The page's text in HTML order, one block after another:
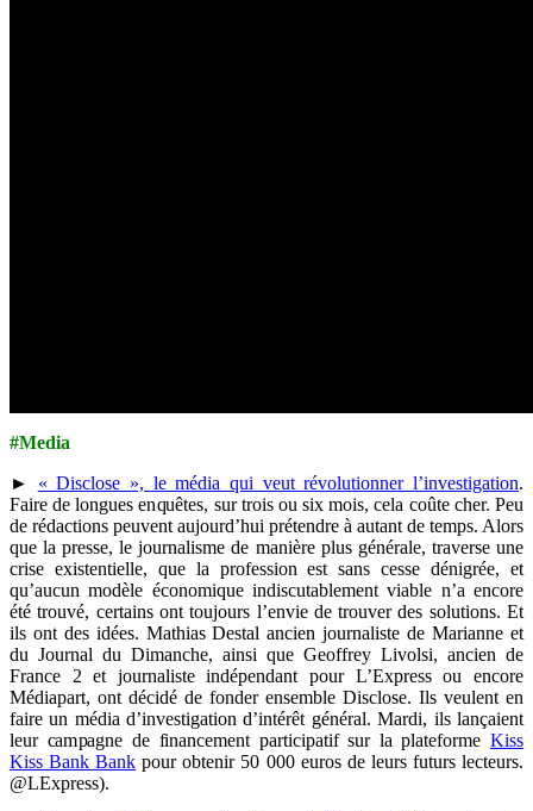
#Media
► « Disclose », le média qui veut révolutionner l’investigation.
Faire de longues enquêtes, sur trois ou six mois, cela coûte cher. Peu
de rédactions peuvent aujourd’hui prétendre à autant de temps. Alors
que la presse, le journalisme de manière plus générale, traverse une
crise existentielle, que la profession est sans cesse dénigrée, et
qu’aucun modèle économique indiscutablement viable n’a encore
été trouvé, certains ont toujours l’envie de trouver des solutions. Et
ils ont des idées. Mathias Destal ancien journaliste de Marianne et
du Journal du Dimanche, ainsi que Geoffrey Livolsi, ancien de
France 2 et journaliste indépendant pour L’Express ou encore
Médiapart, ont décidé de fonder ensemble Disclose. Ils veulent en
faire un média d’investigation d’intérêt général. Mardi, ils lançaient
leur campagne de financement participatif sur la plateforme Kiss
Kiss Bank Bank pour obtenir 50 000 euros de leurs futurs lecteurs.
@LExpress).